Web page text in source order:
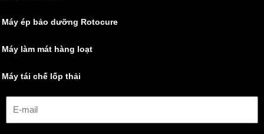
Máy ép bảo dưỡng Rotocure
Máy làm mát hàng loạt
Máy tái chế lốp thải